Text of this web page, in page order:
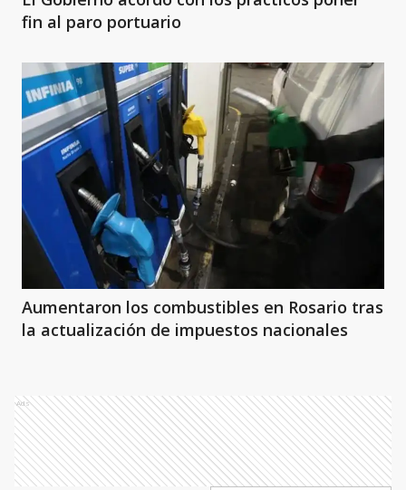
fin al paro portuario
Aumentaron los combustibles en Rosario tras
la actualización de impuestos nacionales
Ads